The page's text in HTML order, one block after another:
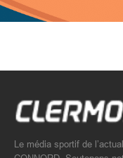
Le média sportif de